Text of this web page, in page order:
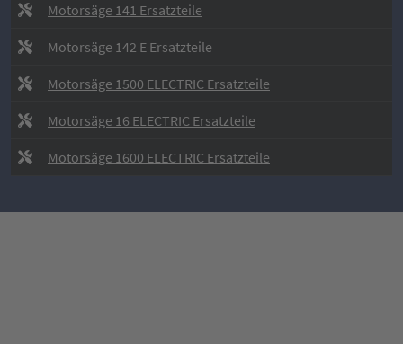
Motorsäge 141 Ersatzteile
Motorsäge 142 E Ersatzteile
Motorsäge 1500 ELECTRIC Ersatzteile
Motorsäge 16 ELECTRIC Ersatzteile
Motorsäge 1600 ELECTRIC Ersatzteile